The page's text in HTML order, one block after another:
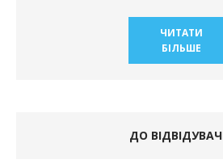
ЧИТАТИ
БІЛЬШЕ
ДО